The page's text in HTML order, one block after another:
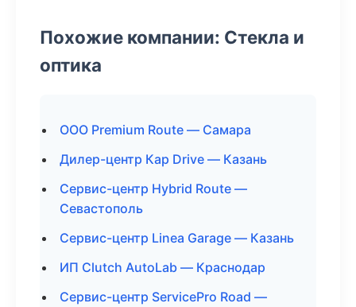
Похожие компании: Стекла и
оптика
ООО Premium Route — Самара
Дилер-центр Кар Drive — Казань
Сервис-центр Hybrid Route —
Севастополь
Сервис-центр Linea Garage — Казань
ИП Clutch AutoLab — Краснодар
Сервис-центр ServicePro Road —